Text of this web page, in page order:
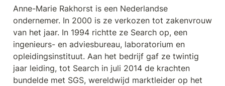
Anne-Marie Rakhorst is een Nederlandse
ondernemer. In 2000 is ze verkozen tot zakenvrouw
van het jaar. In 1994 richtte ze Search op, een
ingenieurs- en adviesbureau, laboratorium en
opleidingsinstituut. Aan het bedrijf gaf ze twintig
jaar leiding, tot Search in juli 2014 de krachten
bundelde met SGS, wereldwijd marktleider op het